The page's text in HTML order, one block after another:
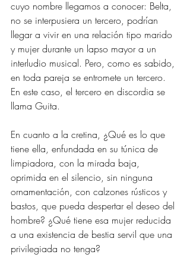
cuyo nombre llegamos a conocer: Belta,
no se interpusiera un tercero, podrían
llegar a vivir en una relación tipo marido
y mujer durante un lapso mayor a un
interludio musical. Pero, como es sabido,
en toda pareja se entromete un tercero.
En este caso, el tercero en discordia se
llama Guita.
En cuanto a la cretina, ¿Qué es lo que
tiene ella, enfundada en su túnica de
limpiadora, con la mirada baja,
oprimida en el silencio, sin ninguna
ornamentación, con calzones rústicos y
bastos, que pueda despertar el deseo del
hombre? ¿Qué tiene esa mujer reducida
a una existencia de bestia servil que una
privilegiada no tenga?